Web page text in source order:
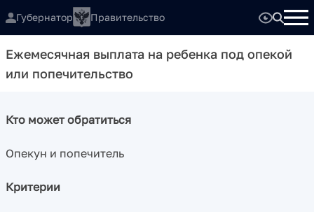
Губернатор Правительство
Ежемесячная выплата на ребенка под опекой
или попечительство
Кто может обратиться
Опекун и попечитель
Критерии